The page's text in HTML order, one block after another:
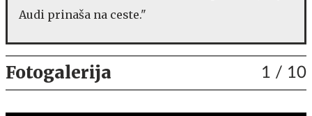
Audi prinaša na ceste."
Fotogalerija 1 / 10